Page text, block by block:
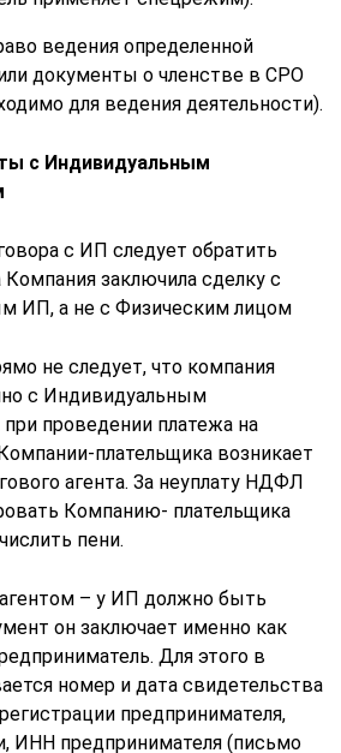
ведения определенной
документы о членстве в СРО
для ведения деятельности).
с Индивидуальным
с ИП следует обратить
заключила сделку с
ИП, а не с Физическим лицом
не следует, что компания
с Индивидуальным
проведении платежа на
плательщика возникает
агента. За неуплату НДФЛ
Компанию- плательщика
пени.
– у ИП должно быть
он заключает именно как
Для этого в
номер и дата свидетельства
предпринимателя,
ИНН предпринимателя (письмо